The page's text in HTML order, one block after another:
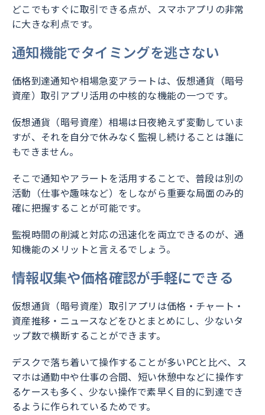
どこでもすぐに取引できる点が、スマホアプリの非常
に大きな利点です。
通知機能でタイミングを逃さない
価格到達通知や相場急変アラートは、仮想通貨（暗号
資産）取引アプリ活用の中核的な機能の一つです。
仮想通貨（暗号資産）相場は日夜絶えず変動していま
すが、それを自分で休みなく監視し続けることは誰に
もできません。
そこで通知やアラートを活用することで、普段は別の
活動（仕事や趣味など）をしながら重要な局面のみ的
確に把握することが可能です。
監視時間の削減と対応の迅速化を両立できるのが、通
知機能のメリットと言えるでしょう。
情報収集や価格確認が手軽にできる
仮想通貨（暗号資産）取引アプリは価格・チャート・
資産推移・ニュースなどをひとまとめにし、少ないタ
ップ数で横断することができます。
デスクで落ち着いて操作することが多いPCと比べ、ス
マホは通勤中や仕事の合間、短い休憩中などに操作す
るケースも多く、少ない操作で素早く目的に到達でき
るように作られているためです。